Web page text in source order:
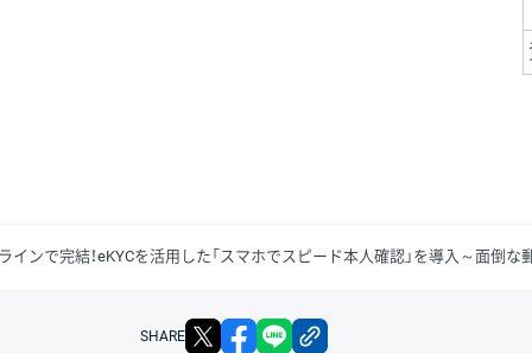
インで完結！eKYCを活用した「スマホでスピード本人確認」を導入～面倒
SHARE X facebook